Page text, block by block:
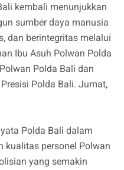
kembali menunjukkan
sumber daya manusia
dan berintegritas melalui
Ibu Asuh Polwan Polda
Polda Bali dan
Polda Bali. Jumat,
Polda Bali dalam
kualitas personel Polwan
yang semakin